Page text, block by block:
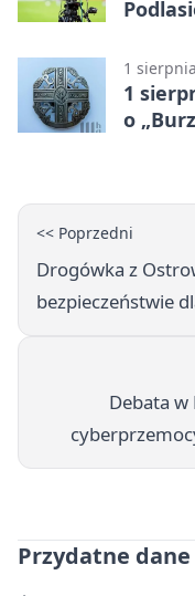
1
1
o
<< Poprzedni
Drogówka z
bezpieczeństwie
Debata
Przydatne